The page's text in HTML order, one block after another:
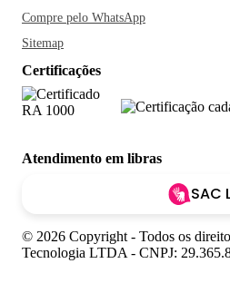
Compre pelo WhatsApp
Sitemap
Certificações
Atendimento em libras
SAC
© 2026 Copyright - Todos os
Tecnologia LTDA - CNPJ: